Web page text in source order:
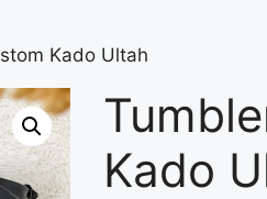
Kado Ultah
Kado